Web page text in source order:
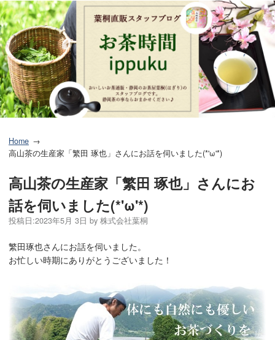
Home
高山茶の生産家「繁田 琢也」さんにお話を伺いました(*'ω'*)
高山茶の生産家「繁田 琢也」さんにお
話を伺いました(*'ω'*)
投稿日:2023年5月 3日 by 株式会社葉桐
繁田琢也さんにお話を伺いました。
お忙しい時期にありがとうございました！